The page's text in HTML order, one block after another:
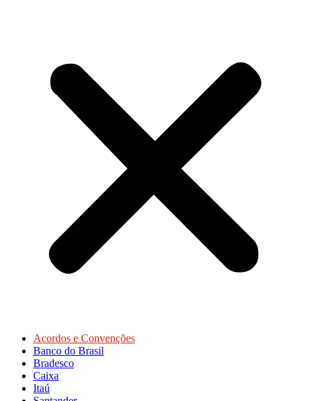
Acordos e Convenções
Banco do Brasil
Bradesco
Caixa
Itaú